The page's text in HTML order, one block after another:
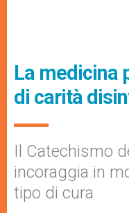
La medicina
di carità
Il Catechismo
incoraggia in
tipo di cura